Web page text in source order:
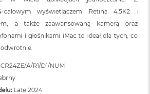
wyświetlaczem Retina 4,5K2 i
a także zaawansowaną kamerą oraz
i głośnikami iMac to ideał dla tych, co
A/R1/D1/NUM
Late 2024